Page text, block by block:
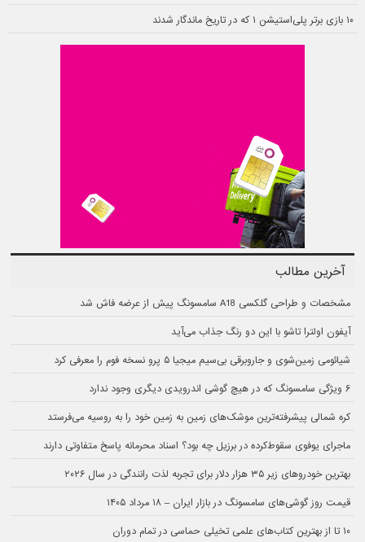
۱۰ بازی برتر پلی‌استیشن ۱ که در تاریخ ماندگار شدند
آخرین مطالب
مشخصات و طراحی گلکسی A18 سامسونگ پیش از عرضه فاش شد
آیفون اولترا تاشو با این دو رنگ جذاب می‌آید
شیائومی زمین‌شوی و جاروبرقی بی‌سیم میجیا ۵ پرو نسخه فوم را معرفی کرد
۶ ویژگی سامسونگ که در هیچ گوشی اندرویدی دیگری وجود ندارد
کره شمالی پیشرفته‌ترین موشک‌های زمین به زمین خود را به روسیه می‌فرستد
ماجرای یوفوی سقوط‌کرده در برزیل چه بود؟ اسناد محرمانه پاسخ متفاوتی دارند
بهترین خودروهای زیر ۳۵ هزار دلار برای تجربه لذت رانندگی در سال ۲۰۲۶
قیمت روز گوشی‌های سامسونگ در بازار ایران – ۱۸ مرداد ۱۴۰۵
۱۰ تا از بهترین کتاب‌های علمی تخیلی حماسی در تمام دوران